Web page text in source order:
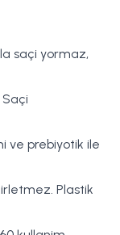
saçi yormaz,
ve prebiyotik ile
Plastik